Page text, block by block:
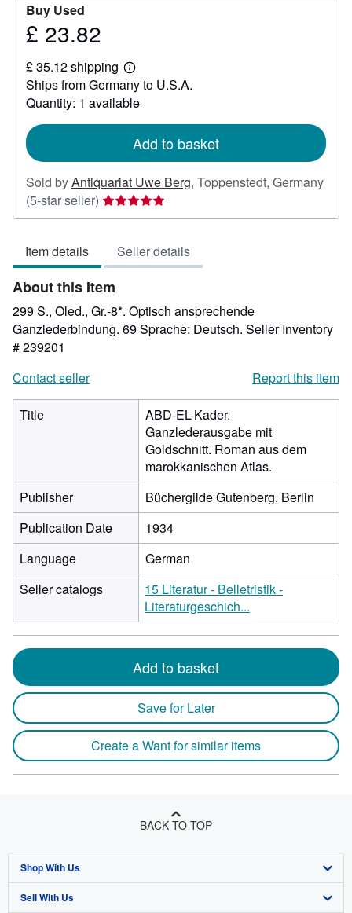
Buy Used
Price
23.82
£ 23.82
£ 35.12 shipping
Learn
more
about
shipping
Ships from Germany to U.S.A.
Quantity: 1 available
Add to basket
Sold byAntiquariat Uwe Berg, Toppenstedt, Germany
(5-star seller) Seller
rating
out
of
5
stars
Item details Seller details
About this Item
299 S., Oled., Gr.-8*. Optisch ansprechende
Ganzlederbindung. 69 Sprache: Deutsch. Seller Inventory
# 239201
Contact seller
Report this item
Title
ABD-EL-Kader.
Ganzlederausgabe mit
Goldschnitt. Roman aus dem
marokkanischen Atlas.
Publisher
Büchergilde Gutenberg, Berlin
Publication Date
1934
Language
German
Seller catalogs
15 Literatur - Belletristik -
Literaturgeschich...
Add to basket
Save for Later
Create a Want for similar items
BACK TO TOP
Shop With Us
Advanced Search
Sell With Us